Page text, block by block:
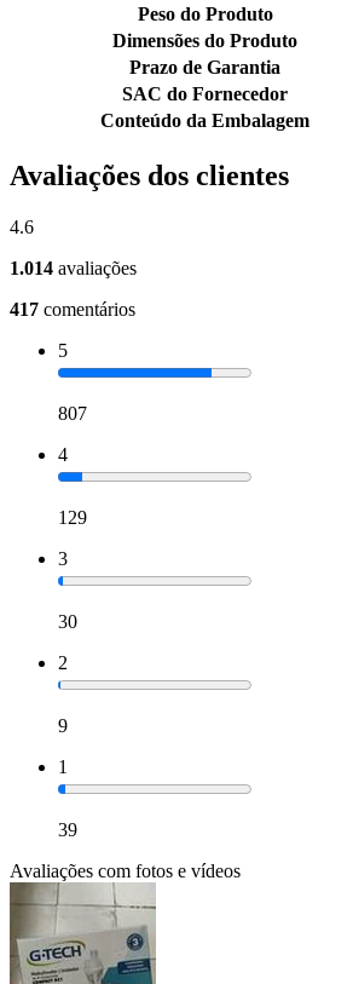
Peso do Produto
Dimensões do Produto
Prazo de Garantia
SAC do Fornecedor
Conteúdo da Embalagem
Avaliações dos clientes
4.6
1.014 avaliações
417 comentários
5
807
4
129
3
30
2
9
1
39
Avaliações com fotos e vídeos